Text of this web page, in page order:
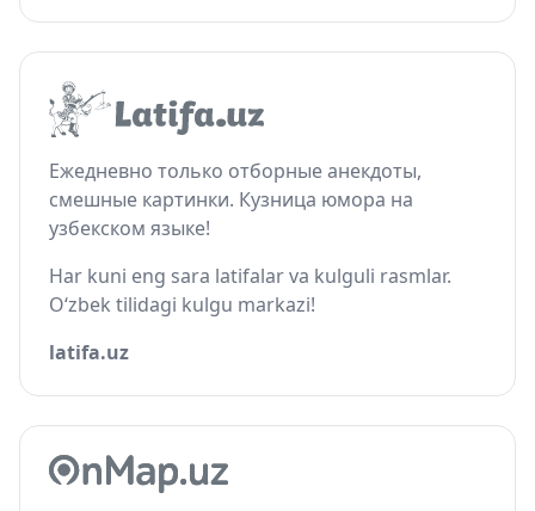
Ежедневно только отборные анекдоты,
смешные картинки. Кузница юмора на
узбекском языке!
Har kuni eng sara latifalar va kulguli rasmlar.
O‘zbek tilidagi kulgu markazi!
latifa.uz